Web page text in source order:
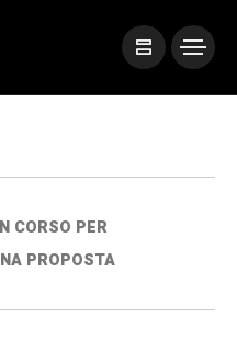
CORSO PER
PROPOSTA